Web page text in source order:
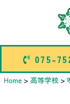
075-
075-
Home > 高等学校 >